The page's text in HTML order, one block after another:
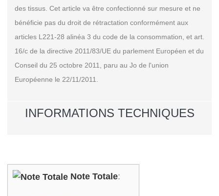
des tissus. Cet article va être confectionné sur mesure et ne
bénéficie pas du droit de rétractation conformément aux
articles L221-28 alinéa 3 du code de la consommation, et art.
16/c de la directive 2011/83/UE du parlement Européen et du
Conseil du 25 octobre 2011, paru au Jo de l'union
Européenne le 22/11/2011.
INFORMATIONS TECHNIQUES
Note Totale: